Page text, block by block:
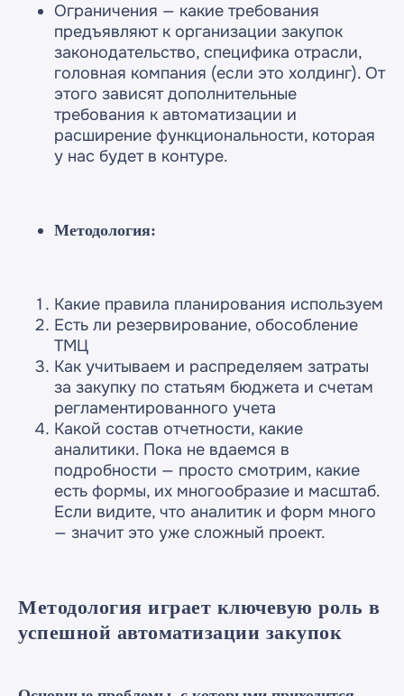
Ограничения — какие требования
предъявляют к организации закупок
законодательство, специфика отрасли,
головная компания (если это холдинг). От
этого зависят дополнительные
требования к автоматизации и
расширение функциональности, которая
у нас будет в контуре.
Методология:
Какие правила планирования используем
Есть ли резервирование, обособление
ТМЦ
Как учитываем и распределяем затраты
за закупку по статьям бюджета и счетам
регламентированного учета
Какой состав отчетности, какие
аналитики. Пока не вдаемся в
подробности — просто смотрим, какие
есть формы, их многообразие и масштаб.
Если видите, что аналитик и форм много
— значит это уже сложный проект.
Методология играет ключевую роль в
успешной автоматизации закупок